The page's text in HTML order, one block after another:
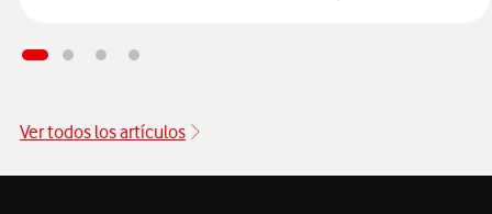
tu empresa depende de la eficiencia de hoy y por eso,
competitivas de 2025enfocadas en dispositivos para
Ver todos los artículos